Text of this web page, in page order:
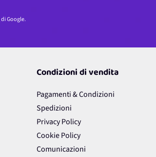
di Google.
Condizioni di vendita
Pagamenti & Condizioni
Spedizioni
Privacy Policy
Cookie Policy
Comunicazioni